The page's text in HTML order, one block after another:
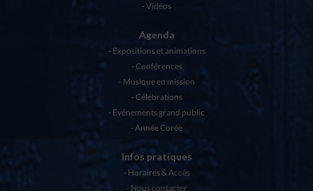
Vidéos
Agenda
Expositions et animations
Conférences
Musique en mission
Célébrations
Evénements grand public
Année Corée
Infos pratiques
Horaires & Accès
Nous contacter